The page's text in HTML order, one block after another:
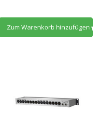
Zum Warenkorb hinzufügen